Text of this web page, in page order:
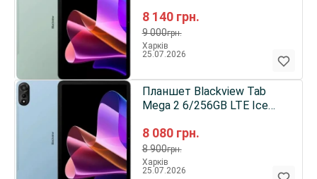
8 140 грн.
9 000грн.
клавіатура) EU
Харків
25.07.2026
8 080 грн.
8 900грн.
Планшет Blackview Tab
Mega 2 6/256GB LTE Ice
клавіатура) EU
Харків
25.07.2026